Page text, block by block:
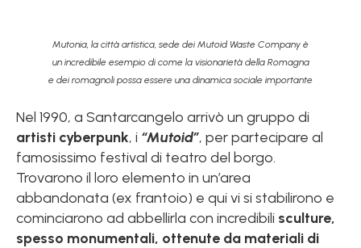
Mutonia, la città artistica, sede dei Mutoid Waste Company è
un incredibile esempio di come la visionarietà della Romagna
e dei romagnoli possa essere una dinamica sociale importante
Nel 1990, a Santarcangelo arrivò un gruppo di
artisti cyberpunk, i “Mutoid”, per partecipare al
famosissimo festival di teatro del borgo.
Trovarono il loro elemento in un’area
abbandonata (ex frantoio) e qui vi si stabilirono e
cominciarono ad abbellirla con incredibili sculture,
spesso monumentali, ottenute da materiali di